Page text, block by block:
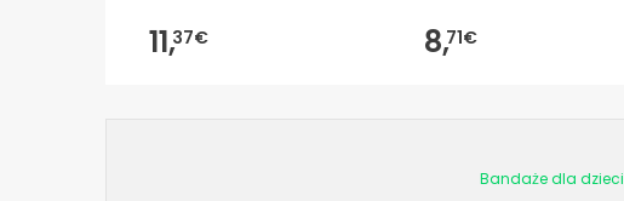
11,37€ 8,71€
Bandaże dla dzieci